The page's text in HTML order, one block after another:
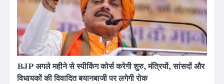
BJP अगले महीने से स्पीकिंग कोर्स करेगी शुरु, मंत्रियों, सांसदों और
विधायकों की विवादित बयानबाजी पर लगेगी रोक